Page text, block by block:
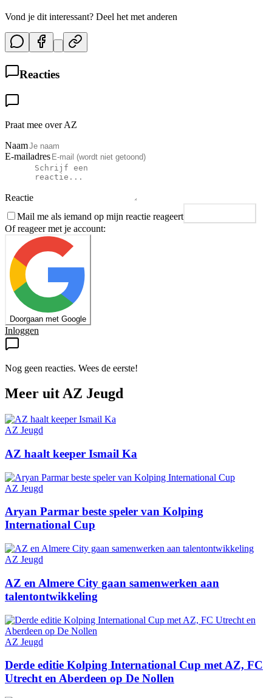
Vond je dit interessant? Deel het met anderen
Reacties
Praat mee over AZ
Naam
E-mailadres
Reactie
Mail me als iemand op mijn reactie reageert
Of reageer met je account:
Doorgaan met Google
Inloggen
Nog geen reacties. Wees de eerste!
Meer uitAZ Jeugd
AZ Jeugd
AZ haalt keeper Ismail Ka
AZ Jeugd
Aryan Parmar beste speler van Kolping
International Cup
AZ Jeugd
AZ en Almere City gaan samenwerken aan
talentontwikkeling
AZ Jeugd
Derde editie Kolping International Cup met AZ, FC
Utrecht en Aberdeen op De Nollen